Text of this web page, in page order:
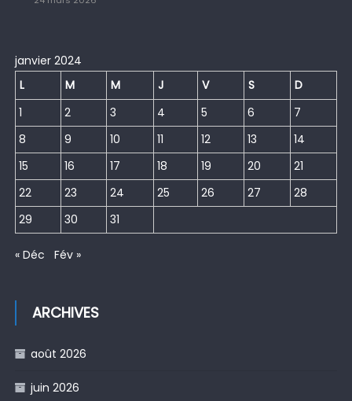
janvier 2024
L
M M J V S
D
1
2 3 4 5 6
7
8
9 10 11 12 13
14
15
16 17 18 19 20
21
22
23 24 25 26 27
28
29
30 31
« Déc Fév »
ARCHIVES
août 2026
juin 2026